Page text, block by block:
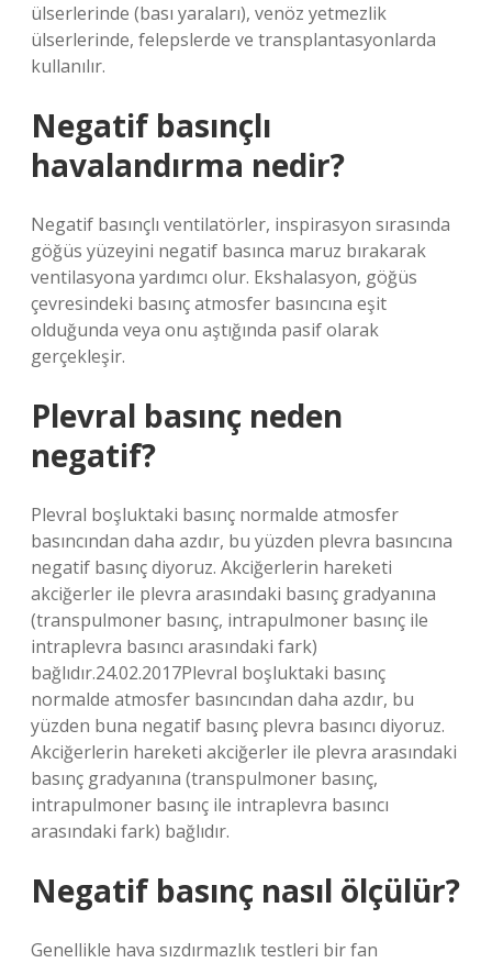
ülserlerinde (bası yaraları), venöz yetmezlik
ülserlerinde, felepslerde ve transplantasyonlarda
kullanılır.
Negatif basınçlı
havalandırma nedir?
Negatif basınçlı ventilatörler, inspirasyon sırasında
göğüs yüzeyini negatif basınca maruz bırakarak
ventilasyona yardımcı olur. Ekshalasyon, göğüs
çevresindeki basınç atmosfer basıncına eşit
olduğunda veya onu aştığında pasif olarak
gerçekleşir.
Plevral basınç neden
negatif?
Plevral boşluktaki basınç normalde atmosfer
basıncından daha azdır, bu yüzden plevra basıncına
negatif basınç diyoruz. Akciğerlerin hareketi
akciğerler ile plevra arasındaki basınç gradyanına
(transpulmoner basınç, intrapulmoner basınç ile
intraplevra basıncı arasındaki fark)
bağlıdır.24.02.2017Plevral boşluktaki basınç
normalde atmosfer basıncından daha azdır, bu
yüzden buna negatif basınç plevra basıncı diyoruz.
Akciğerlerin hareketi akciğerler ile plevra arasındaki
basınç gradyanına (transpulmoner basınç,
intrapulmoner basınç ile intraplevra basıncı
arasındaki fark) bağlıdır.
Negatif basınç nasıl ölçülür?
Genellikle hava sızdırmazlık testleri bir fan